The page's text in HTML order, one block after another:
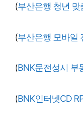
(부산은행 청년
(부산은행 모바일
(BNK문전성시 부
(BNK인터넷CD